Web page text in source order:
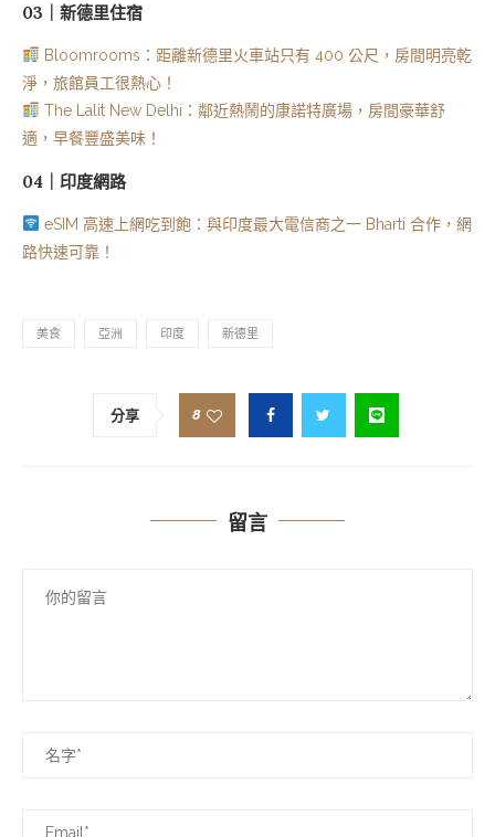
03｜新德里住宿
Bloomrooms：距離新德里火車站只有 400 公尺，房間明亮乾
淨，旅館員工很熱心！
The Lalit New Delhi：鄰近熱鬧的康諾特廣場，房間豪華舒
適，早餐豐盛美味！
04｜印度網路
eSIM 高速上網吃到飽：與印度最大電信商之一 Bharti 合作，網
路快速可靠！
美食 亞洲 印度 新德里
分享 8
留言